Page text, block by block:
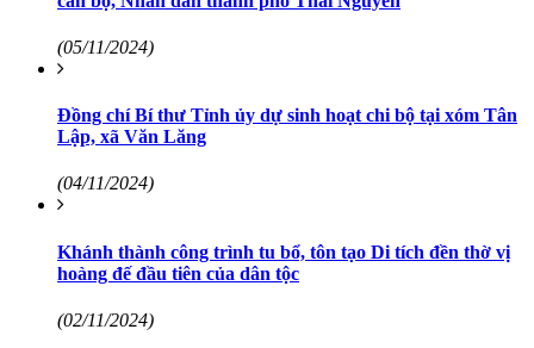
(05/11/2024)
Đồng chí Bí thư Tỉnh ủy dự sinh hoạt chi bộ tại xóm Tân
Lập, xã Văn Lăng
(04/11/2024)
Khánh thành công trình tu bổ, tôn tạo Di tích đền thờ vị
hoàng đế đầu tiên của dân tộc
(02/11/2024)